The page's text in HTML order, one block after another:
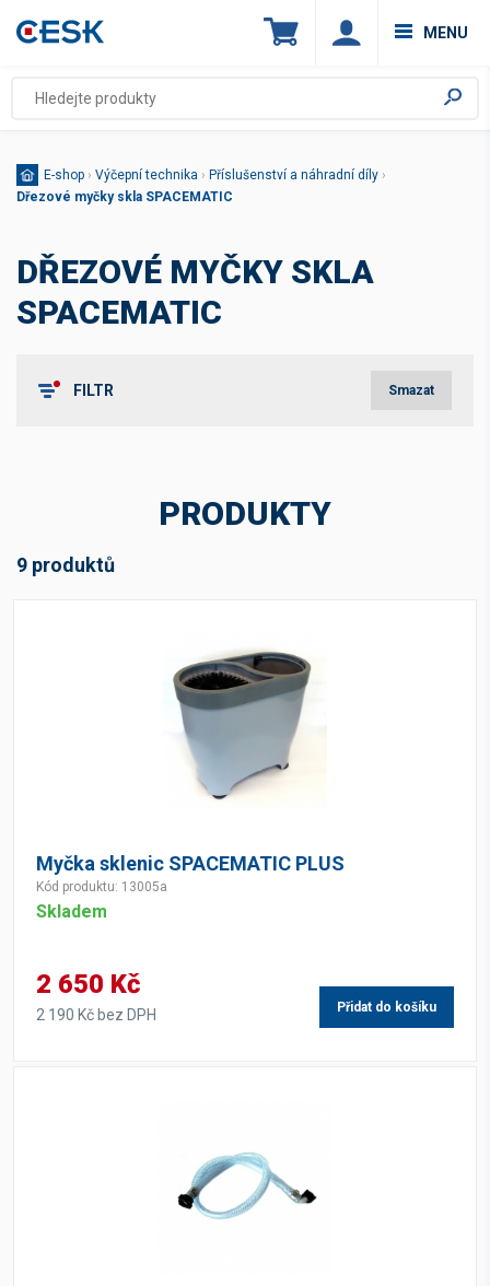
MENU
E-shop › Výčepní technika › Příslušenství a náhradní díly ›
Dřezové myčky skla SPACEMATIC
DŘEZOVÉ MYČKY SKLA
SPACEMATIC
FILTR Smazat
Cena v Kč bez DPH
Skladová dostupnost
PRODUKTY
9 produktů
Myčka sklenic SPACEMATIC PLUS
Kód produktu: 13005a
Skladem
2 650 Kč
2 190 Kč bez DPH Přidat do košíku